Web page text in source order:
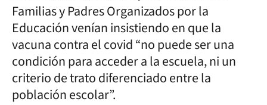
Familias y Padres Organizados por la
Educación venían insistiendo en que la
vacuna contra el covid “no puede ser una
condición para acceder a la escuela, ni un
criterio de trato diferenciado entre la
población escolar”.